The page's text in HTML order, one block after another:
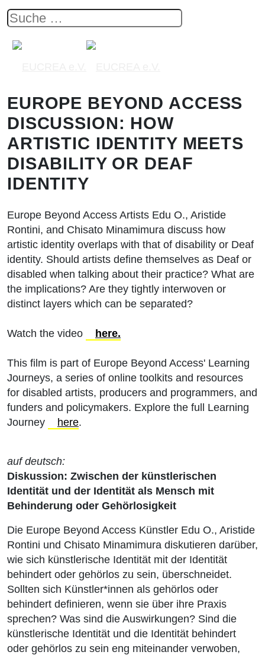
EUROPE BEYOND ACCESS
DISCUSSION: HOW
ARTISTIC IDENTITY MEETS
DISABILITY OR DEAF
IDENTITY
Europe Beyond Access Artists Edu O., Aristide
Rontini, and Chisato Minamimura discuss how
artistic identity overlaps with that of disability or Deaf
identity. Should artists define themselves as Deaf or
disabled when talking about their practice? What are
the implications? Are they tightly interwoven or
distinct layers which can be separated?
Watch the video here.
This film is part of Europe Beyond Access' Learning
Journeys, a series of online toolkits and resources
for disabled artists, producers and programmers, and
funders and policymakers. Explore the full Learning
Journey
here.
auf deutsch:
Diskussion: Zwischen der künstlerischen
Identität und der Identität als Mensch mit
Behinderung oder Gehörlosigkeit
Die Europe Beyond Access Künstler Edu O., Aristide
Rontini und Chisato Minamimura diskutieren darüber,
wie sich künstlerische Identität mit der Identität
behindert oder gehörlos zu sein, überschneidet.
Sollten sich Künstler*innen als gehörlos oder
behindert definieren, wenn sie über ihre Praxis
sprechen? Was sind die Auswirkungen? Sind die
künstlerische Identität und die Identität behindert
oder gehörlos zu sein eng miteinander verwoben,